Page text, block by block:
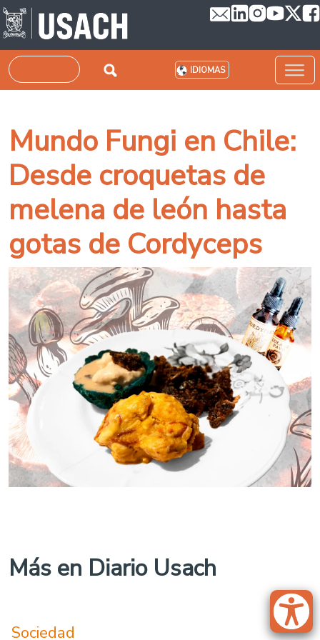
Pasar al contenido principal
Buscar IDIOMAS
Mundo Fungi en Chile:
Desde croquetas de
melena de león hasta
gotas de Cordyceps
Más en Diario Usach
Sociedad